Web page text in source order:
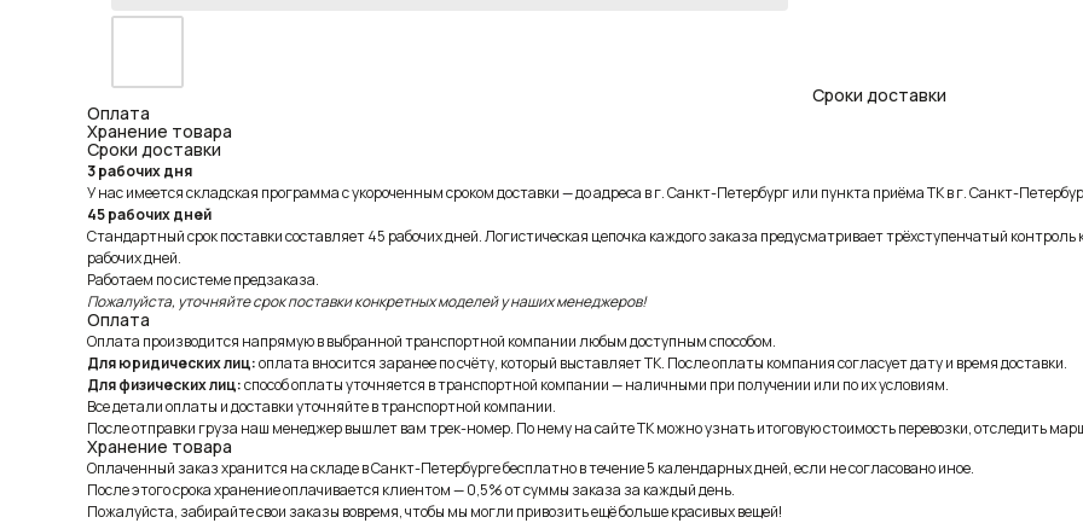
Сроки доставки
Оплата
Хранение товара
Сроки доставки
3 рабочих дня
У нас имеется складская программа с укороченным сроком доставки — до адреса в г. Санкт-Петербург или пункта приёма ТК в г. Санкт-
45 рабочих дней
Стандартный срок поставки составляет 45 рабочих дней. Логистическая цепочка каждого заказа предусматривает трёхступенчатый
рабочих дней.
Работаем по системе предзаказа.
Пожалуйста, уточняйте срок поставки конкретных моделей у наших менеджеров!
Оплата
Оплата производится напрямую в выбранной транспортной компании любым доступным способом.
Для юридических лиц:оплата вносится заранее по счёту, который выставляет ТК. После оплаты компания согласует дату и время доставки.
Для физических лиц:способ оплаты уточняется в транспортной компании — наличными при получении или по их условиям.
Все детали оплаты и доставки уточняйте в транспортной компании.
После отправки груза наш менеджер вышлет вам трек-номер. По нему на сайте ТК можно узнать итоговую стоимость перевозки, отследить
Хранение товара
Оплаченный заказ хранится на складе в Санкт-Петербурге бесплатно в течение 5 календарных дней, если не согласовано иное.
После этого срока хранение оплачивается клиентом — 0,5% от суммы заказа за каждый день.
Пожалуйста, забирайте свои заказы вовремя, чтобы мы могли привозить ещё больше красивых вещей!